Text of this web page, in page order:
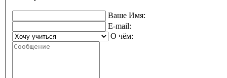
Ваше Имя:
E-mail:
О чём: